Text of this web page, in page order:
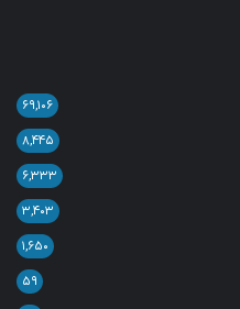
۶۹,۱۰۶
۸,۴۴۵
۶,۳۳۳
۳,۴۰۳
۱,۶۵۰
۵۹